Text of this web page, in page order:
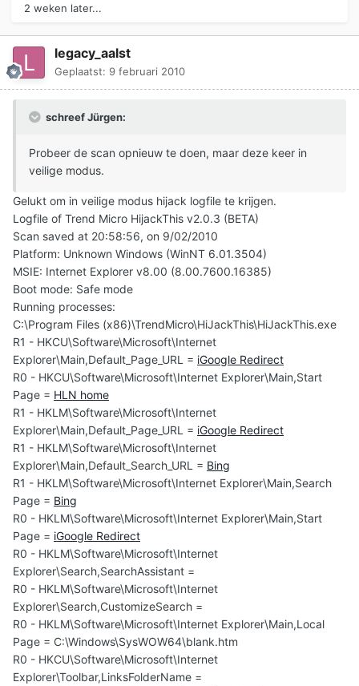
2 weken later...
legacy_aalst
Geplaatst: 9 februari 2010
schreef Jürgen:
Probeer de scan opnieuw te doen, maar deze keer in
veilige modus.
Gelukt om in veilige modus hijack logfile te krijgen.
Logfile of Trend Micro HijackThis v2.0.3 (BETA)
Scan saved at 20:58:56, on 9/02/2010
Platform: Unknown Windows (WinNT 6.01.3504)
MSIE: Internet Explorer v8.00 (8.00.7600.16385)
Boot mode: Safe mode
Running processes:
C:\Program Files (x86)\TrendMicro\HiJackThis\HiJackThis.exe
R1 - HKCU\Software\Microsoft\Internet
Explorer\Main,Default_Page_URL = iGoogle Redirect
R0 - HKCU\Software\Microsoft\Internet Explorer\Main,Start
Page = HLN home
R1 - HKLM\Software\Microsoft\Internet
Explorer\Main,Default_Page_URL = iGoogle Redirect
R1 - HKLM\Software\Microsoft\Internet
Explorer\Main,Default_Search_URL = Bing
R1 - HKLM\Software\Microsoft\Internet Explorer\Main,Search
Page = Bing
R0 - HKLM\Software\Microsoft\Internet Explorer\Main,Start
Page = iGoogle Redirect
R0 - HKLM\Software\Microsoft\Internet
Explorer\Search,SearchAssistant =
R0 - HKLM\Software\Microsoft\Internet
Explorer\Search,CustomizeSearch =
R0 - HKLM\Software\Microsoft\Internet Explorer\Main,Local
Page = C:\Windows\SysWOW64\blank.htm
R0 - HKCU\Software\Microsoft\Internet
Explorer\Toolbar,LinksFolderName =